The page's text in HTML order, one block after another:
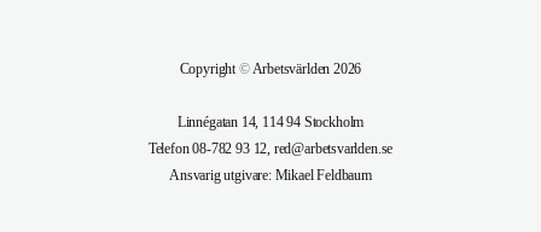
Copyright©Arbetsvärlden 2026
Linnégatan 14, 114 94 Stockholm
Telefon 08-782 93 12, red@arbetsvarlden.se
Ansvarig utgivare: Mikael Feldbaum